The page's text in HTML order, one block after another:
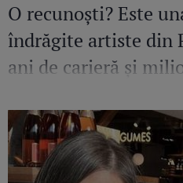
O recunoști? Este
îndrăgite artiste din
ani de carieră și